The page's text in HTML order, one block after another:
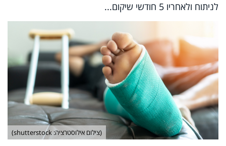
לניתוח ולאחריו 5 חודשי שיקום...
(צילום אילוסטרציה: shutterstock)